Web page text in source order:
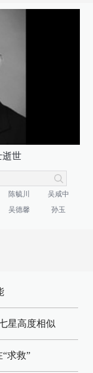
逝世
陈毓川
吴咸中
吴德馨 孙玉
星高度相似
求救”